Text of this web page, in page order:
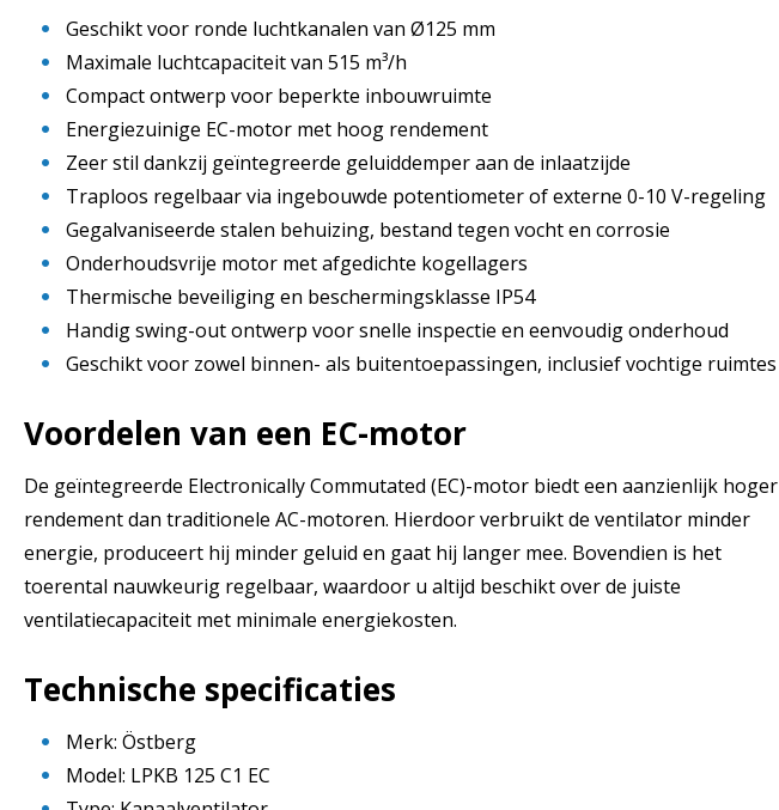
Geschikt voor ronde luchtkanalen van Ø125 mm
Maximale luchtcapaciteit van 515 m³/h
Compact ontwerp voor beperkte inbouwruimte
Energiezuinige EC-motor met hoog rendement
Zeer stil dankzij geïntegreerde geluiddemper aan de inlaatzijde
Traploos regelbaar via ingebouwde potentiometer of externe 0-10 V-regeling
Gegalvaniseerde stalen behuizing, bestand tegen vocht en corrosie
Onderhoudsvrije motor met afgedichte kogellagers
Thermische beveiliging en beschermingsklasse IP54
Handig swing-out ontwerp voor snelle inspectie en eenvoudig onderhoud
Geschikt voor zowel binnen- als buitentoepassingen, inclusief vochtige ruimtes
Voordelen van een EC-motor
De geïntegreerde Electronically Commutated (EC)-motor biedt een aanzienlijk hoger
rendement dan traditionele AC-motoren. Hierdoor verbruikt de ventilator minder
energie, produceert hij minder geluid en gaat hij langer mee. Bovendien is het
toerental nauwkeurig regelbaar, waardoor u altijd beschikt over de juiste
ventilatiecapaciteit met minimale energiekosten.
Technische specificaties
Merk: Östberg
Model: LPKB 125 C1 EC